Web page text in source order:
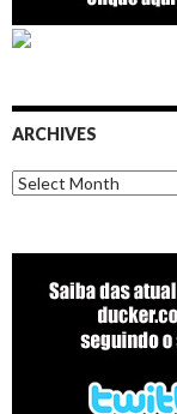
ARCHIVES
Archives